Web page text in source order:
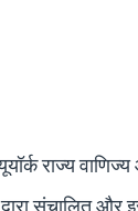
राज्य
संचालित और